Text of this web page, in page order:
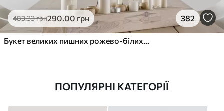
483.33грн290.00 грн 382
Букет великих пишних рожево-білих квітів півонії із зеленим листям на м’якому розмитому фоні
ПОПУЛЯРНІ КАТЕГОРІЇ